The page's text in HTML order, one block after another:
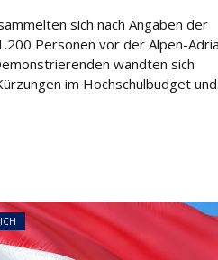
sich nach Angaben der
Personen vor der Alpen-
wandten sich
im Hochschulbudget
sich fort